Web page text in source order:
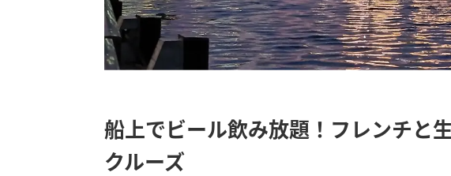
船上でビール飲み放題！フレンチと
クルーズ